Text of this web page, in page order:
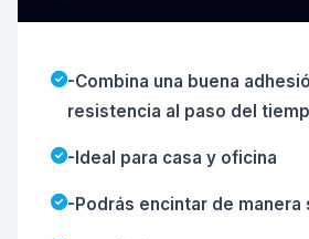
-Combina una buena
resistencia al paso del
-Ideal para casa y oficina
-Podrás encintar de manera